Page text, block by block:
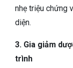
nhẹ triệu chứng
diện.
3. Gia giảm
trình